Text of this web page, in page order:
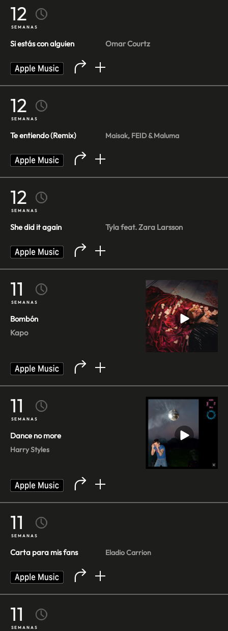
12
SEMANAS
Si estás con alguien Omar Courtz
12
SEMANAS
Te entiendo (Remix) Maisak, FEID & Maluma
12
SEMANAS
She did it again Tyla feat. Zara Larsson
11
SEMANAS
Bombón
Kapo
11
SEMANAS
Dance no more
Harry Styles
11
SEMANAS
Carta para mis fans Eladio Carrion
11
SEMANAS